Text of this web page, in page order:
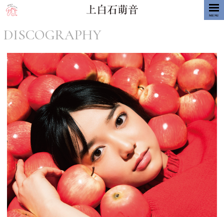
MENU
DISCOGRAPHY